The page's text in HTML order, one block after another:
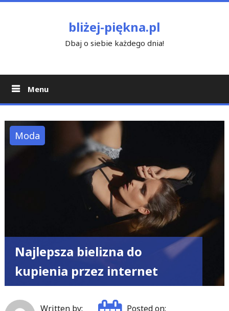
bliżej-piękna.pl
Dbaj o siebie każdego dnia!
Menu
Moda
Najlepsza bielizna do
kupienia przez internet
Written by:
Posted on: